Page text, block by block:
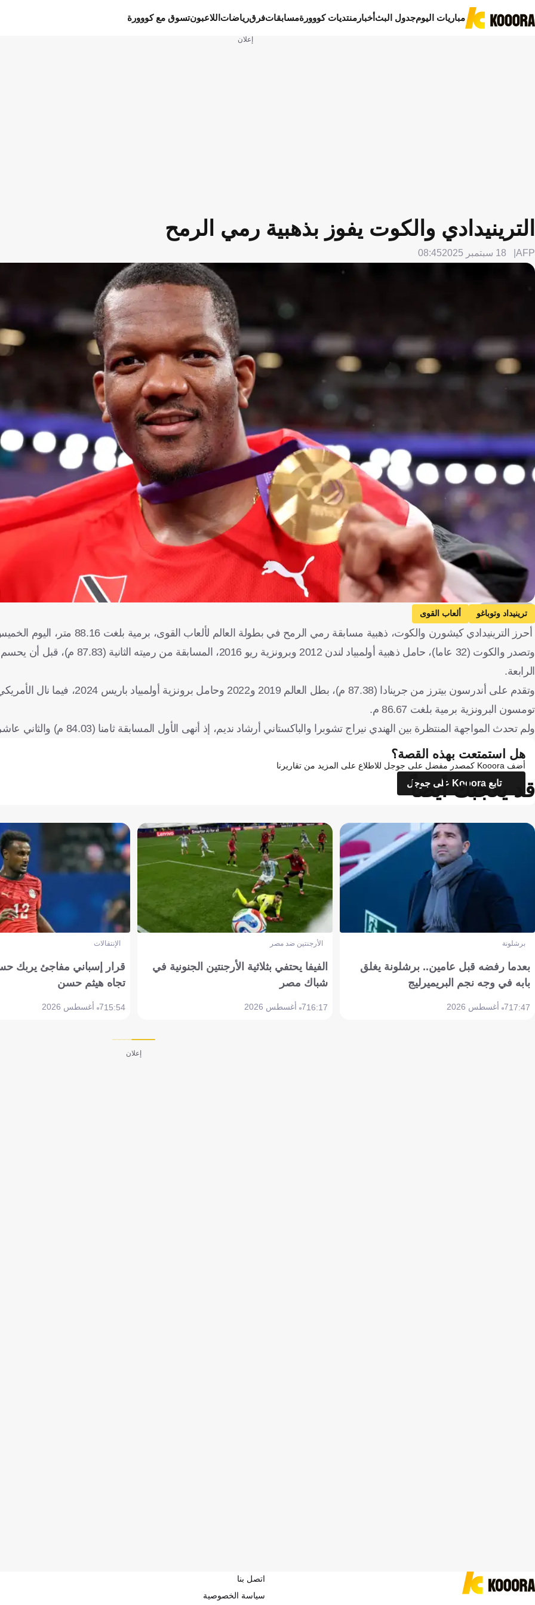
مباريات اليومجدول البثأخبار منتديات كووورةمسابقاتفرقرياضات اللاعبونتسوق مع كووورة
إعلان
الترينيدادي والكوت يفوز بذهبية رمي الرمح
AFP 18 سبتمبر 2025 08:45
Getty Images
ترينيداد وتوباغو ألعاب القوى
أحرز الترينيدادي كيشورن والكوت، ذهبية مسابقة رمي الرمح في بطولة العالم لألعاب القوى، برمية بلغت 88.16 متر، اليوم الخميس في طوكيو.
وتصدر والكوت (32 عاما)، حامل ذهبية أولمبياد لندن 2012 وبرونزية ريو 2016،
الرابعة.
وتقدم على أندرسون بيترز من جرينادا (87.38 م)، بطل العالم 2019 و2022 وحامل
تومسون البرونزية برمية بلغت 86.67 م.
ولم تحدث المواجهة المنتظرة بين الهندي نيراج تشوبرا والباكستاني أرشاد نديم، إذ أنهى الأول المسابقة ثامنا (84.03 م) والثاني عاشرا (82.75 م).
هل استمتعت بهذه القصة؟
أضف Kooora كمصدر مفضل على جوجل للاطلاع على المزيد من تقاريرنا
تابع Kooora على جوجل
قد يعجبك أيضاً
برشلونة
بعدما رفضه قبل عامين.. برشلونة يغلق
بابه في وجه نجم البريميرليج
17:477 أغسطس 2026
الأرجنتين ضد مصر
الفيفا يحتفي بثلاثية الأرجنتين الجنونية في
شباك مصر
16:177 أغسطس 2026
الإنتقالات
قرار إسباني مفاجئ يربك
تجاه هيثم حسن
15:547 أغسطس 2026
إعلان
اتصل بنا
سياسة الخصوصية